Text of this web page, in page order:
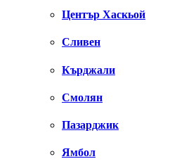
Център Хаскьой
Сливен
Кърджали
Смолян
Пазарджик
Ямбол